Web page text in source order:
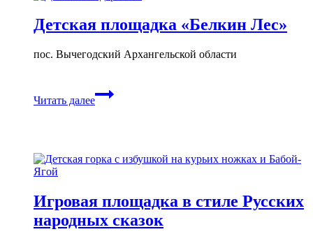
Детская площадка «Белкин Лес»
пос. Вычегодский Архангельской области
Читать далее
Детская
площадка
Игровая площадка в стиле Русских
народных сказок